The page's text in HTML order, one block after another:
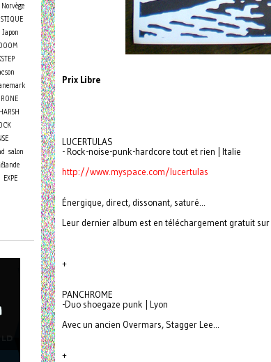
Prix Libre
LUCERTULAS
- Rock-noise-punk-hardcore tout et rien | Italie
http://www.myspace.com/lucertulas
Énergique, direct, dissonant, saturé...
Leur dernier album est en téléchargement gratuit sur
+
PANCHROME
-Duo shoegaze punk | Lyon
Avec un ancien Overmars, Stagger Lee...
+
Norvège
Japon
HARSH
salon
EXPE